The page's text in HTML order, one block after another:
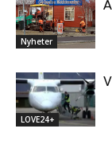
Nyheter
LOVE24+